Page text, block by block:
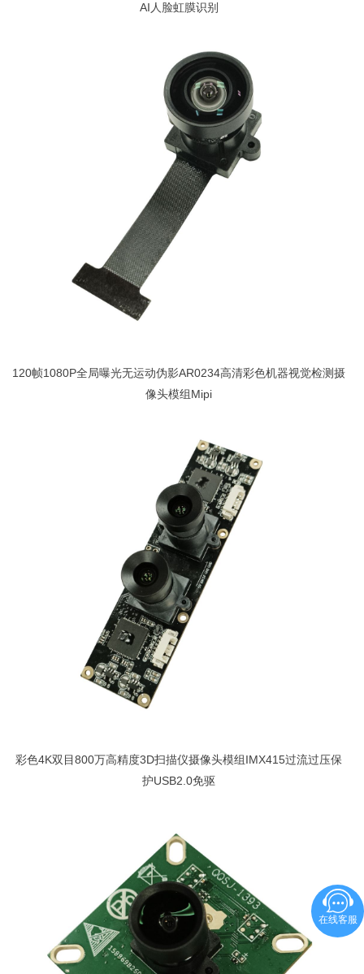
AI人脸虹膜识别
120帧1080P全局曝光无运动伪影AR0234高清彩色机器视觉检测摄
像头模组Mipi
彩色4K双目800万高精度3D扫描仪摄像头模组IMX415过流过压保
护USB2.0免驱
在线客服